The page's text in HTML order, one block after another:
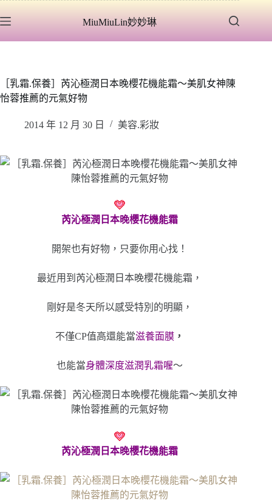
至
容
MiuMiuLin妙妙琳
［乳霜.保養］芮沁極潤日本晚櫻花機能霜～美肌女神陳
怡蓉推薦的元氣好物
2014 年 12 月 30 日 美容.彩妝
芮沁極潤日本晚櫻花機能霜
開架也有好物，只要你用心找！
最近用到芮沁極潤日本晚櫻花機能霜，
剛好是冬天所以感受特別的明顯，
不僅CP值高還能當滋養面膜 ，
也能當身體深度滋潤乳霜喔～
芮沁極潤日本晚櫻花機能霜